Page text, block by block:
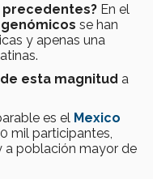
precedentes? En el
se han
y apenas una
esta magnitud a
es el Mexico
mil participantes,
a población mayor de